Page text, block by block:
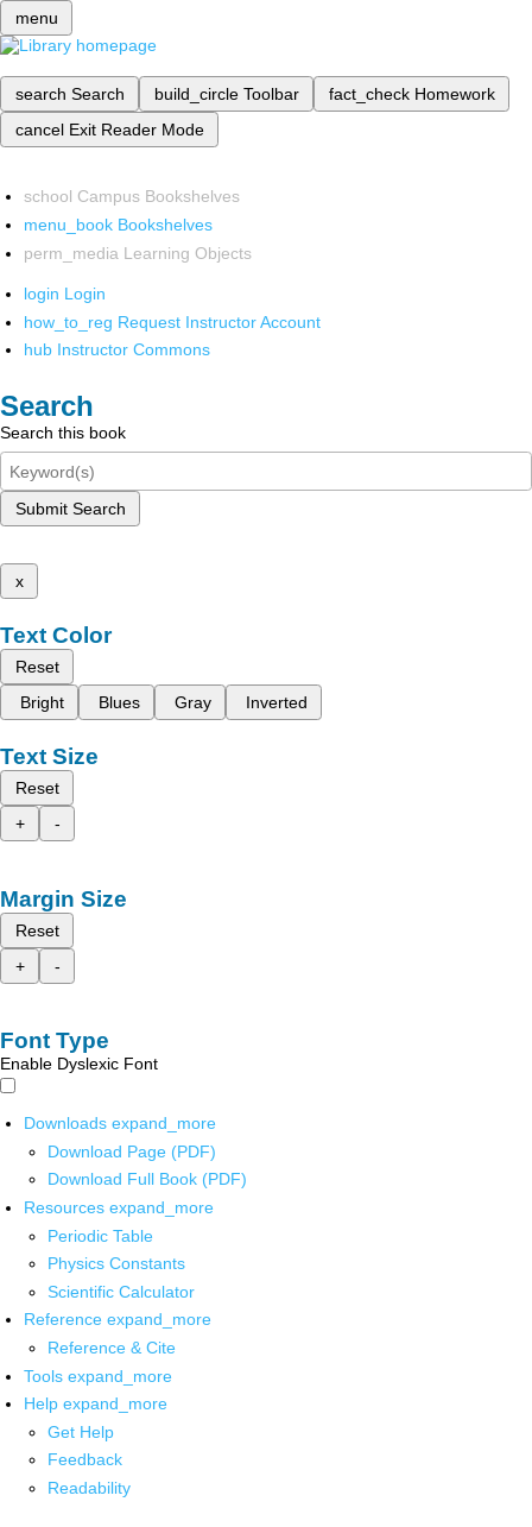
menu
search Search build_circle Toolbar fact_check Homework
cancel Exit Reader Mode
school Campus Bookshelves
menu_book Bookshelves
perm_media Learning Objects
login Login
how_to_reg Request Instructor Account
hub Instructor Commons
Search
Search this book
Submit Search
x
Text Color
Reset
Bright
Blues Gray Inverted
Text Size
Reset
+
-
Margin Size
Reset
+
-
Font Type
Enable Dyslexic Font
Downloads expand_more
Download Page (PDF)
Download Full Book (PDF)
Resources expand_more
Periodic Table
Physics Constants
Scientific Calculator
Reference expand_more
Reference & Cite
Tools expand_more
Help expand_more
Get Help
Feedback
Readability